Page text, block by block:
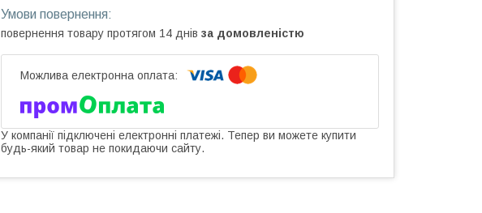
повернення товару протягом 14 днів за домовленістю
У компанії підключені електронні платежі. Тепер ви можете купити
будь-який товар не покидаючи сайту.